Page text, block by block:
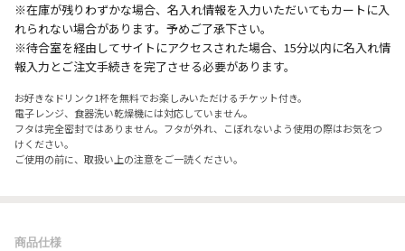
※在庫が残りわずかな場合、名入れ情報を入力いただいてもカートに入
れられない場合があります。予めご了承下さい。
※待合室を経由してサイトにアクセスされた場合、15分以内に名入れ情
報入力とご注文手続きを完了させる必要があります。
お好きなドリンク1杯を無料でお楽しみいただけるチケット付き。
電子レンジ、食器洗い乾燥機には対応していません。
フタは完全密封ではありません。フタが外れ、こぼれないよう使用の際はお気をつ
けください。
ご使用の前に、取扱い上の注意をご一読ください。
商品仕様